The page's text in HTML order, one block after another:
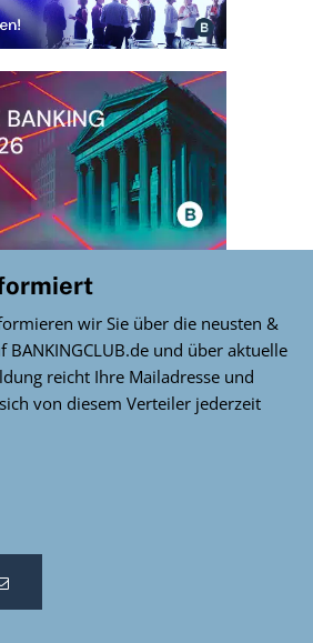
wir Sie über die neusten &
und über aktuelle
reicht Ihre Mailadresse und
von diesem Verteiler jederzeit